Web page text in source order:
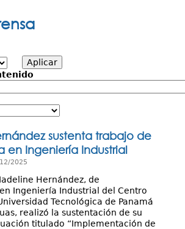
Oferta Académica
Departamentos
Investigación
Servicios
sustenta trabajo de
en Ingeniería Industrial
2025
Hernández, de
Ingeniería Industrial del Centro
Tecnológica de Panamá
realizó la sustentación de su
titulado “Implementación de